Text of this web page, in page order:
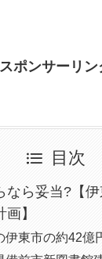
スポンサーリン
目次
なら妥当?【
】
伊東市の約42億